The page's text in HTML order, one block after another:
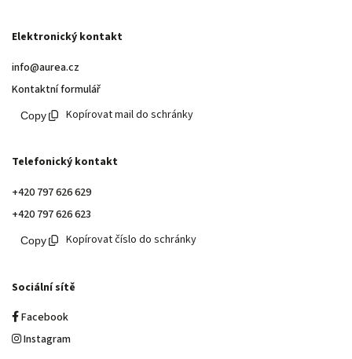
Elektronický kontakt
info@aurea.cz
Kontaktní formulář
Kopírovat mail do schránky
Telefonický kontakt
+420 797 626 629
+420 797 626 623
Kopírovat číslo do schránky
Sociální sítě
Facebook
Instagram